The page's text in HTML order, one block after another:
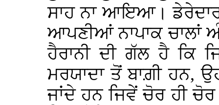
ਸਾਹ ਨਾ ਆਇਆ।
ਆਪਣੀਆਂ ਨਾਪਾਕ ਚਾਲਾਂ
ਹੈਰਾਨੀ ਦੀ ਗੱਲ ਹੈ ਕਿ
ਮਰਯਾਦਾ ਤੋਂ ਬਾਗ਼ੀ ਹਨ,
ਜਾਂਦੇ ਹਨ ਜਿਵੇਂ ਚੋਰ ਹੀ